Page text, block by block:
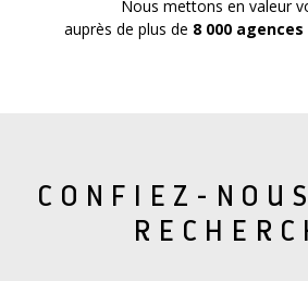
Nous mettons en valeur
auprès de plus de 8 000
CONFIEZ-